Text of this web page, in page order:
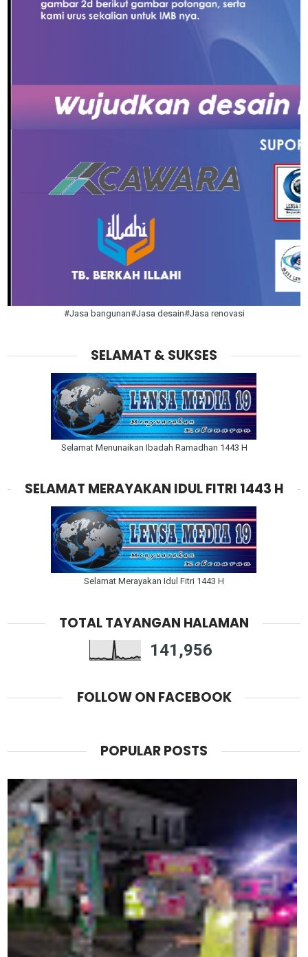
#Jasa bangunan#Jasa desain#Jasa renovasi
SELAMAT & SUKSES
Selamat Menunaikan Ibadah Ramadhan 1443 H
SELAMAT MERAYAKAN IDUL FITRI 1443 H
Selamat Merayakan Idul Fitri 1443 H
TOTAL TAYANGAN HALAMAN
141,956
FOLLOW ON FACEBOOK
POPULAR POSTS